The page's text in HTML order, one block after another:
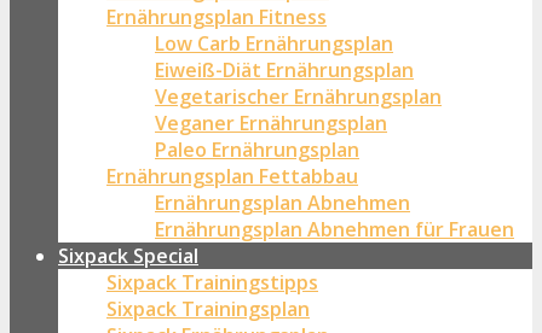
Ernährungsplan Fitness
Low Carb Ernährungsplan
Eiweiß-Diät Ernährungsplan
Vegetarischer Ernährungsplan
Veganer Ernährungsplan
Paleo Ernährungsplan
Ernährungsplan Fettabbau
Ernährungsplan Abnehmen
Ernährungsplan Abnehmen für Frauen
Sixpack Special
Sixpack Trainingstipps
Sixpack Trainingsplan